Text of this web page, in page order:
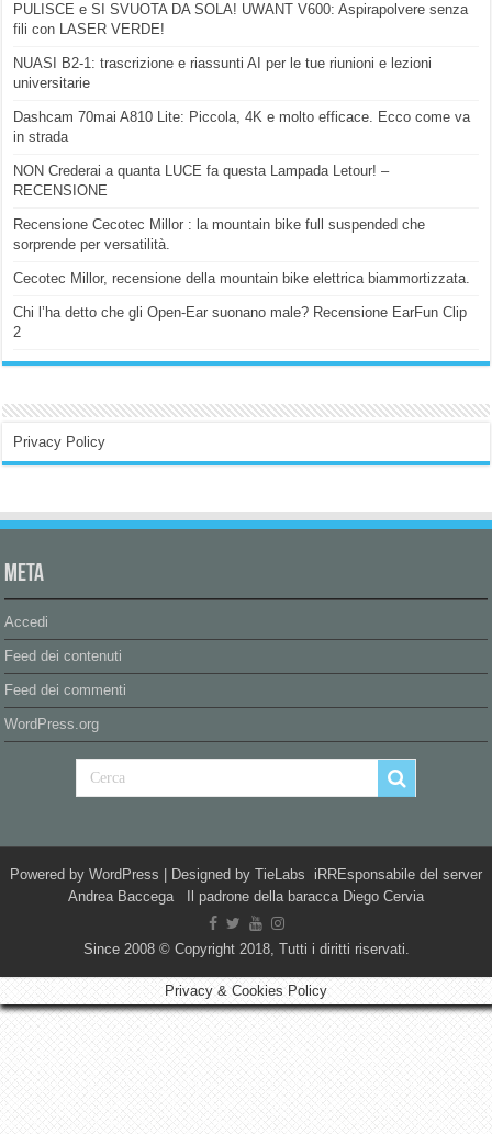
PULISCE e SI SVUOTA DA SOLA! UWANT V600: Aspirapolvere senza
fili con LASER VERDE!
NUASI B2-1: trascrizione e riassunti AI per le tue riunioni e lezioni
universitarie
Dashcam 70mai A810 Lite: Piccola, 4K e molto efficace. Ecco come va
in strada
NON Crederai a quanta LUCE fa questa Lampada Letour! –
RECENSIONE
Recensione Cecotec Millor : la mountain bike full suspended che
sorprende per versatilità.
Cecotec Millor, recensione della mountain bike elettrica biammortizzata.
Chi l’ha detto che gli Open-Ear suonano male? Recensione EarFun Clip
2
Privacy Policy
Meta
Accedi
Feed dei contenuti
Feed dei commenti
WordPress.org
Powered by WordPress | Designed by TieLabs iRREsponsabile del server
Andrea Baccega Il padrone della baracca Diego Cervia
Since 2008 © Copyright 2018, Tutti i diritti riservati.
Privacy & Cookies Policy